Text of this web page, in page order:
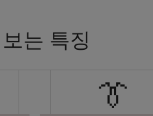
는 특징
👔